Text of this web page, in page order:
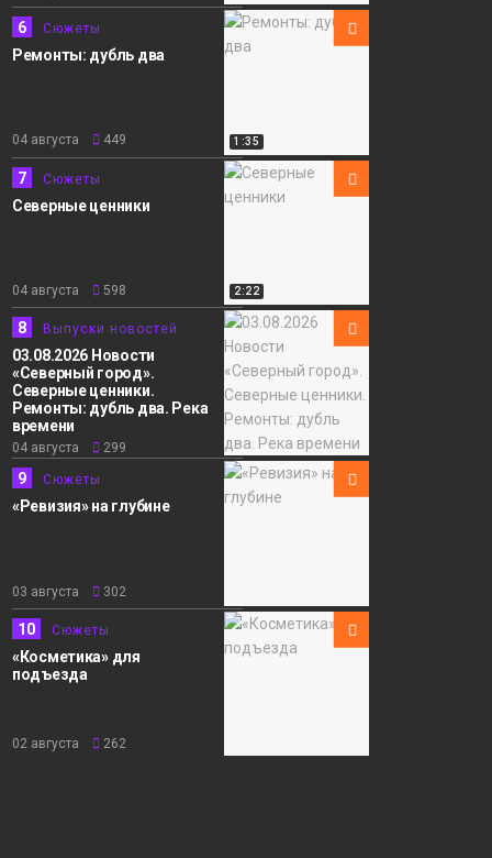
1:35
6 Сюжеты
Ремонты: дубль два
04 августа 449
2:22
7 Сюжеты
Северные ценники
04 августа 598
8 Выпуски новостей
03.08.2026 Новости
«Северный город».
Северные ценники.
Ремонты: дубль два. Река
времени
04 августа 299
9 Сюжеты
«Ревизия» на глубине
03 августа 302
10 Сюжеты
«Косметика» для
подъезда
02 августа 262